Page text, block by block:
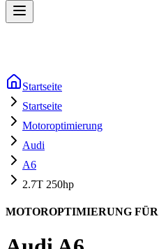
Startseite
Startseite
Motoroptimierung
Audi
A6
2.7T 250hp
MOTOROPTIMIERUNG FÜR